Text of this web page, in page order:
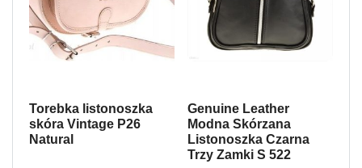
Torebka listonoszka
skóra Vintage P26
Natural
Genuine Leather
Modna Skórzana
Listonoszka Czarna
Trzy Zamki S 522